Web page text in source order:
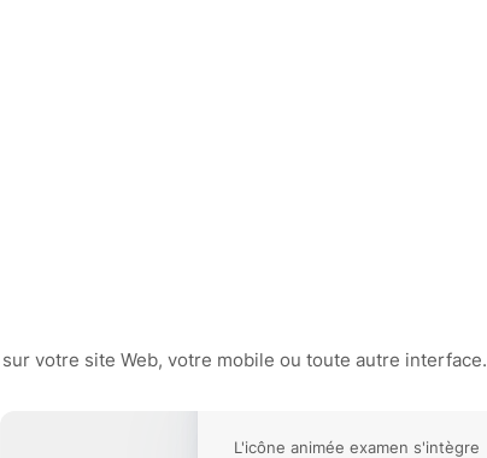
votre site Web, votre mobile ou toute autre interface.
L'icône animée examen s'intègre